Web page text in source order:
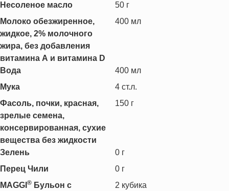
Несоленое масло
50 г
Молоко обезжиренное,
жидкое, 2% молочного
жира, без добавления
витамина А и витамина D
400 мл
Вода 400 мл
Мука
4 ст.л.
Фасоль, почки, красная,
зрелые семена,
консервированная, сухие
вещества без жидкости
150 г
Зелень 0 г
Перец Чили
0 г
MAGGI ® Бульон c
2 кубика